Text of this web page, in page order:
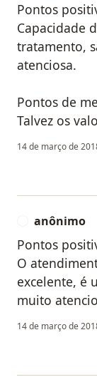
Pontos
Capacidade
tratamento,
atenciosa.
Pontos de
Talvez os
14 de março de
anônimo
Pontos
O
excelente, é
muito
14 de março de